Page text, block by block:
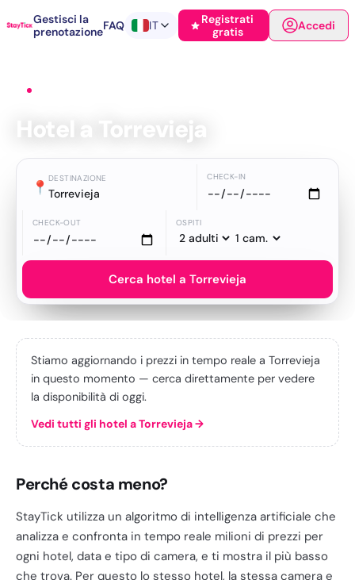
Gestisci la
prenotazioneFAQ IT
Registrati
gratis
Accedi
Hotel a Torrevieja
📍 DESTINAZIONE
Torrevieja
CHECK-IN
CHECK-OUT OSPITI
Cerca hotel a Torrevieja
Stiamo aggiornando i prezzi in tempo reale a Torrevieja
in questo momento — cerca direttamente per vedere
la disponibilità di oggi.
Vedi tutti gli hotel a Torrevieja→
Perché costa meno?
StayTick utilizza un algoritmo di intelligenza artificiale che
analizza e confronta in tempo reale milioni di prezzi per
ogni hotel, data e tipo di camera, e ti mostra il più basso
che trova. Per questo lo stesso hotel, la stessa camera e